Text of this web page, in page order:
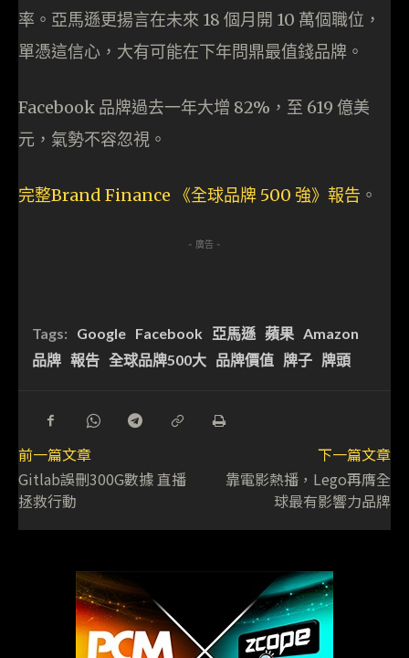
率。亞馬遜更揚言在未來 18 個月開 10 萬個職位，
單憑這信心，大有可能在下年問鼎最值錢品牌。
Facebook 品牌過去一年大增 82%，至 619 億美
元，氣勢不容忽視。
完整Brand Finance 《全球品牌 500 強》報告 。
- 廣告 -
Tags: Google Facebook 亞馬遜 蘋果 Amazon
品牌 報告 全球品牌500大 品牌價值 牌子 牌頭
前一篇文章
Gitlab誤刪300G數據 直播
拯救行動
下一篇文章
靠電影熱播，Lego再膺全
球最有影響力品牌